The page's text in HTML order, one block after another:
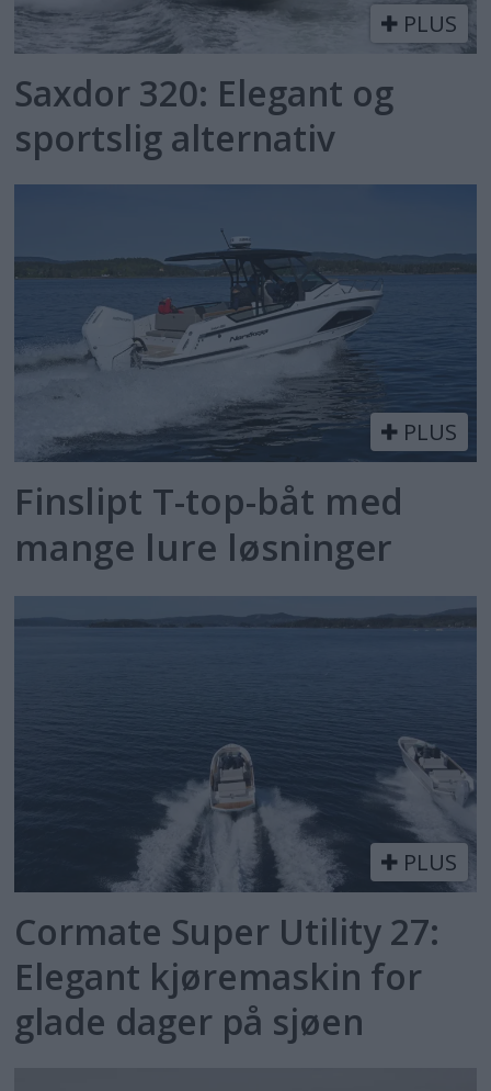
PLUS
Saxdor 320: Elegant og
sportslig alternativ
PLUS
Finslipt T-top-båt med
mange lure løsninger
PLUS
Cormate Super Utility 27:
Elegant kjøremaskin for
glade dager på sjøen